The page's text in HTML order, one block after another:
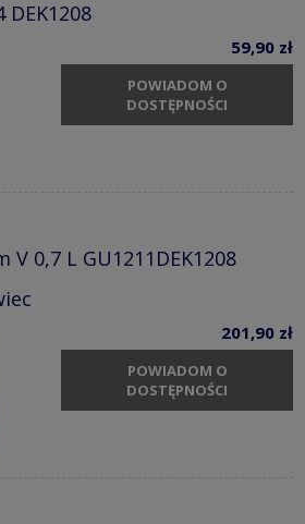
DEK1208
59,90 zł
POWIADOM O
DOSTĘPNOŚCI
V 0,7 L GU1211DEK1208
201,90 zł
POWIADOM O
DOSTĘPNOŚCI